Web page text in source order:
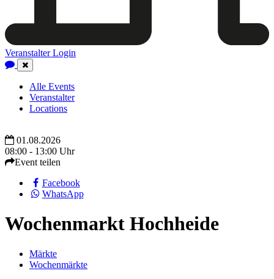
Veranstalter Login
Close
Navigation
Alle Events
Veranstalter
Locations
01.08.2026
08:00 - 13:00 Uhr
Event teilen
Facebook
WhatsApp
Wochenmarkt Hochheide
Märkte
Wochenmärkte